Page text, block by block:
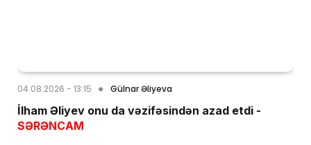
04.08.2026 - 13:15 Gülnar Əliyeva
İlham Əliyev onu da vəzifəsindən azad etdi -
SƏRƏNCAM